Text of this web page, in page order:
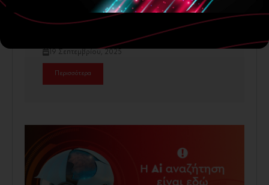
SEO AI (Πώς να βγω στα αποτελέσματα
19 Σεπτεμβρίου, 2025
Περισσότερα